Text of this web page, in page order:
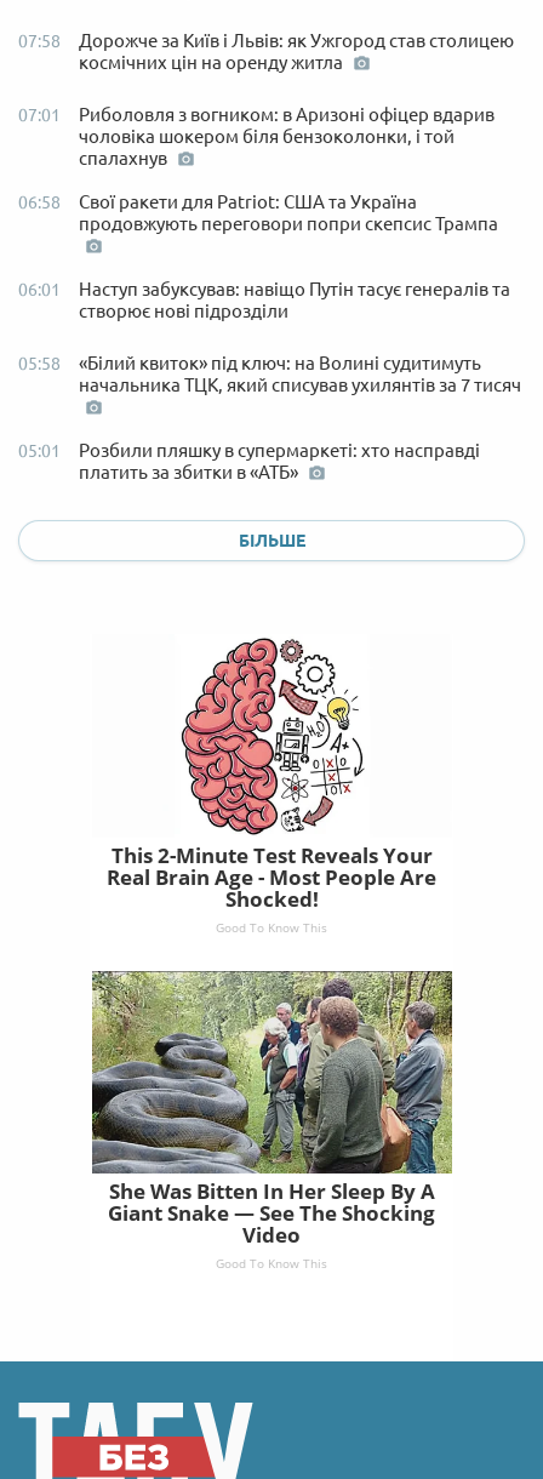
07:58
Дорожче за Київ і Львів: як Ужгород став столицею
космічних цін на оренду житла
07:01
Риболовля з вогником: в Аризоні офіцер вдарив
чоловіка шокером біля бензоколонки, і той
спалахнув
06:58
Свої ракети для Patriot: США та Україна
продовжують переговори попри скепсис Трампа
06:01
Наступ забуксував: навіщо Путін тасує генералів та
створює нові підрозділи
05:58
«Білий квиток» під ключ: на Волині судитимуть
начальника ТЦК, який списував ухилянтів за 7 тисяч
05:01
Розбили пляшку в супермаркеті: хто насправді
платить за збитки в «АТБ»
БІЛЬШЕ
This 2-Minute Test Reveals Your
Real Brain Age - Most People Are
Shocked!
Good To Know This
She Was Bitten In Her Sleep By A
Giant Snake — See The Shocking
Video
Good To Know This